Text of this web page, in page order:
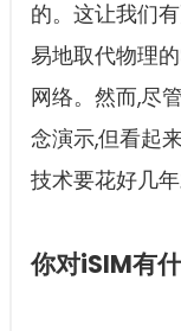
的。这让我们
易地取代物理
网络。然而,尽
念演示,但看起
技术要花好几
你对iSIM有